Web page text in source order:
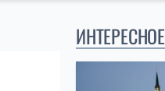
ИНТЕРЕСНОЕ